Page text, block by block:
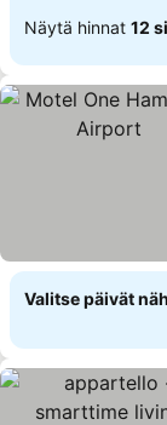
Näytä hinnat 12
Valitse päivät